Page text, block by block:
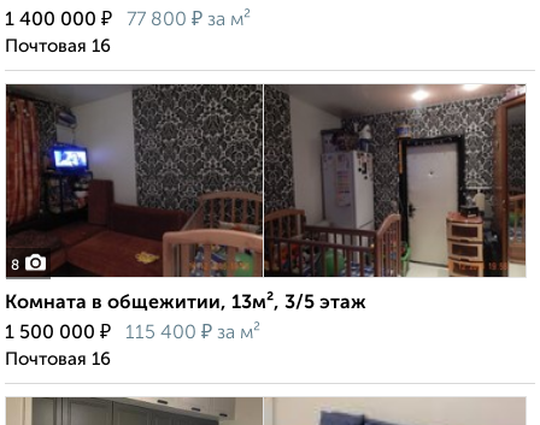
1 400 000 ₽ 77 800 ₽ за м²
Почтовая 16
8
Комната в общежитии, 13м², 3/5 этаж
1 500 000 ₽ 115 400 ₽ за м²
Почтовая 16